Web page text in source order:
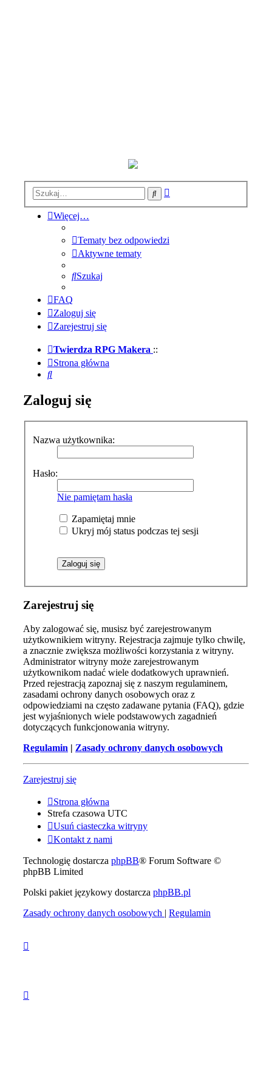
Szukaj
Więcej…
Tematy bez odpowiedzi
Aktywne tematy
Szukaj
FAQ
Zaloguj się
Zarejestruj się
Twierdza RPG Makera ::
Strona główna
Szukaj
Zaloguj się
Nazwa użytkownika:
Hasło:
Nie pamiętam hasła
Zapamiętaj mnie
Ukryj mój status podczas tej sesji
Zarejestruj się
Aby zalogować się, musisz być zarejestrowanym
użytkownikiem witryny. Rejestracja zajmuje tylko chwilę,
a znacznie zwiększa możliwości korzystania z witryny.
Administrator witryny może zarejestrowanym
użytkownikom nadać wiele dodatkowych uprawnień.
Przed rejestracją zapoznaj się z naszym regulaminem,
zasadami ochrony danych osobowych oraz z
odpowiedziami na często zadawane pytania (FAQ), gdzie
jest wyjaśnionych wiele podstawowych zagadnień
dotyczących funkcjonowania witryny.
Regulamin | Zasady ochrony danych osobowych
Zarejestruj się
Strona główna
Strefa czasowa UTC
Usuń ciasteczka witryny
Kontakt z nami
Technologię dostarcza phpBB® Forum Software ©
phpBB Limited
Polski pakiet językowy dostarcza phpBB.pl
Zasady ochrony danych osobowych | Regulamin